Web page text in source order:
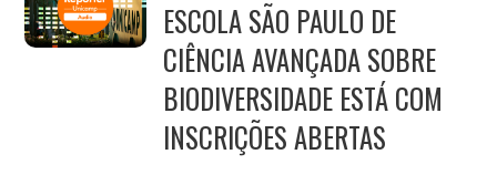
ESCOLA SÃO PAULO DE
CIÊNCIA AVANÇADA SOBRE
BIODIVERSIDADE ESTÁ COM
INSCRIÇÕES ABERTAS